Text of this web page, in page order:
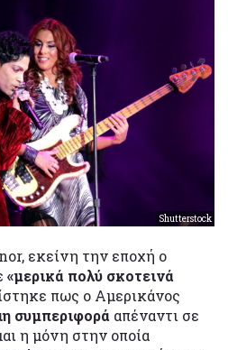
Shutterstock
εκείνη την εποχή ο
«μερικά πολύ σκοτεινά
πως ο Αμερικάνος
συμπεριφορά απέναντι σε
η μόνη στην οποία